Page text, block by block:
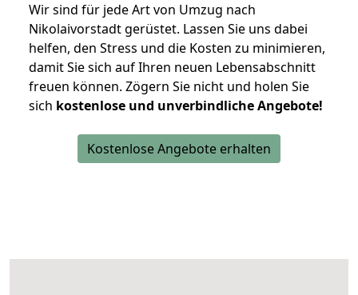
Wir sind für jede Art von Umzug nach
Nikolaivorstadt gerüstet. Lassen Sie uns dabei
helfen, den Stress und die Kosten zu minimieren,
damit Sie sich auf Ihren neuen Lebensabschnitt
freuen können. Zögern Sie nicht und holen Sie
sich kostenlose und unverbindliche Angebote!
Kostenlose Angebote erhalten